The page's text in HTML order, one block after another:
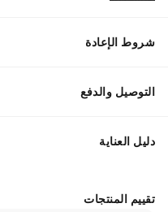
بلمعانه الفريد وملمسه الناعم، مما
الحديثة. تضمن الجودة العالية
الهواء.تفاصيل التصميم: تطريز يدوي
الأحجار اللامعة في التصميم
الحفاظ على انسيابية الشكل.
شروط الإعادة
التوصيل والدفع
دليل العناية
تقييم المنتجات